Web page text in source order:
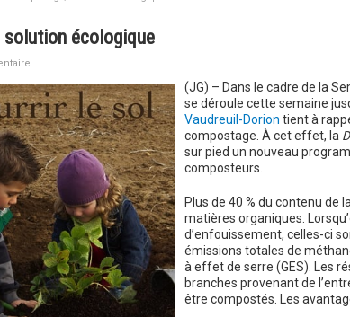
solution écologique
(JG) – Dans le cadre de la
se déroule cette semaine
Vaudreuil-Dorion tient à
compostage. À cet effet, la
sur pied un nouveau
composteurs.
Plus de 40 % du contenu de
matières organiques.
d’enfouissement, celles-ci
émissions totales de
à effet de serre (GES). Les
branches provenant de
être compostés. Les